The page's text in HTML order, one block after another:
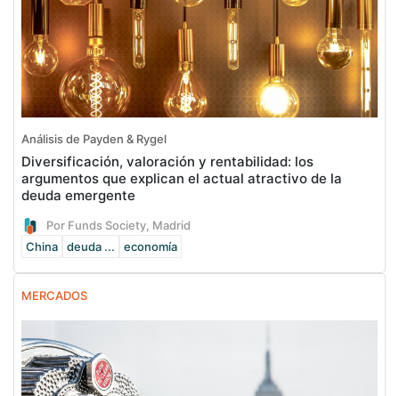
Análisis de Payden & Rygel
Diversificación, valoración y rentabilidad: los
argumentos que explican el actual atractivo de la
deuda emergente
Por Funds Society, Madrid
China
deuda ... economía
MERCADOS